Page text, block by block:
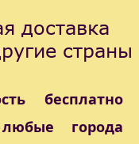
доставка
страны
бесплатно
города